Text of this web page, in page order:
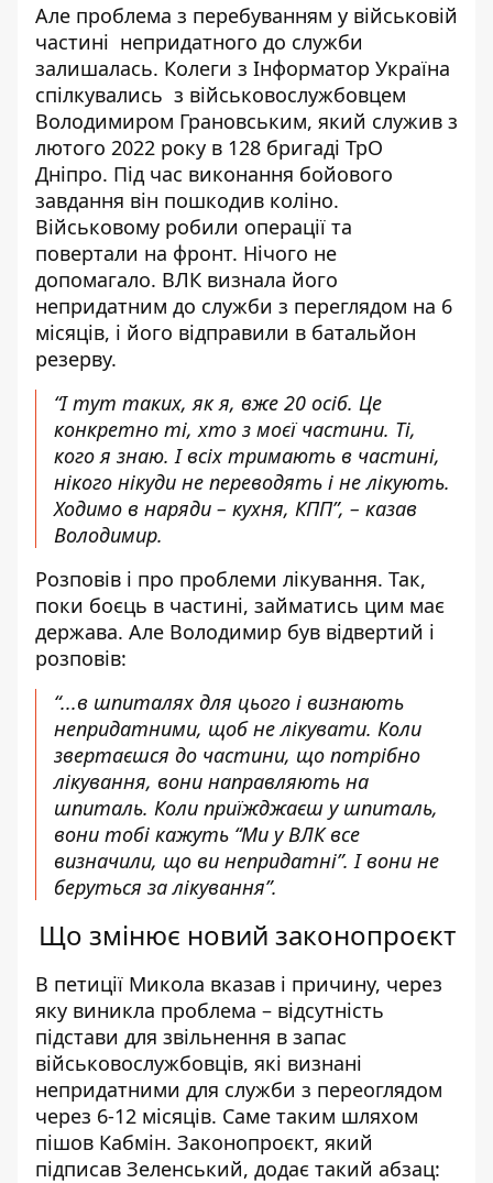
Але проблема з перебуванням у військовій
частині непридатного до служби
залишалась. Колеги з Інформатор Україна
спілкувались з військовослужбовцем
Володимиром Грановським, який служив з
лютого 2022 року в 128 бригаді ТрО
Дніпро. Під час виконання бойового
завдання він пошкодив коліно.
Військовому робили операції та
повертали на фронт. Нічого не
допомагало. ВЛК визнала його
непридатним до служби з переглядом на 6
місяців, і його відправили в батальйон
резерву.
“І тут таких, як я, вже 20 осіб. Це
конкретно ті, хто з моєї частини. Ті,
кого я знаю. І всіх тримають в частині,
нікого нікуди не переводять і не лікують.
Ходимо в наряди – кухня, КПП”, – казав
Володимир.
Розповів і про проблеми лікування. Так,
поки боєць в частині, займатись цим має
держава. Але Володимир був відвертий і
розповів:
“...в шпиталях для цього і визнають
непридатними, щоб не лікувати. Коли
звертаєшся до частини, що потрібно
лікування, вони направляють на
шпиталь. Коли приїжджаєш у шпиталь,
вони тобі кажуть “Ми у ВЛК все
визначили, що ви непридатні”. І вони не
беруться за лікування”.
Що змінює новий законопроєкт
В петиції Микола вказав і причину, через
яку виникла проблема – відсутність
підстави для звільнення в запас
військовослужбовців, які визнані
непридатними для служби з переоглядом
через 6-12 місяців. Саме таким шляхом
пішов Кабмін. Законопроєкт, який
підписав Зеленський, додає такий абзац: